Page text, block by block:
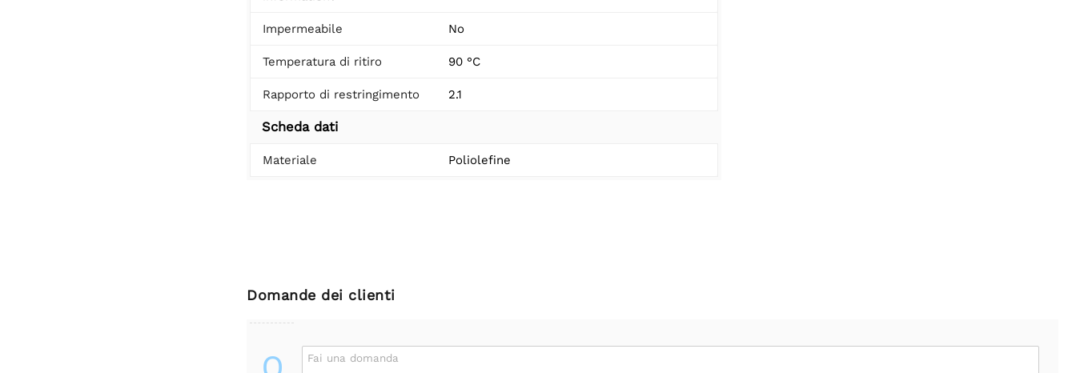
Impermeabile No
Temperatura di ritiro 90 °C
Rapporto di restringimento 2.1
Scheda dati
Materiale Poliolefine
Domande dei clienti
Fai una domanda